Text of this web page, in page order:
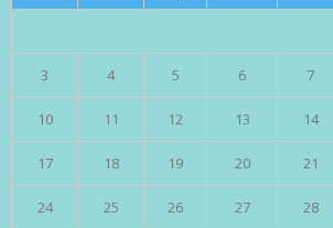
3 4 5 6 7
10 11 12 13 14
17 18 19 20 21
24 25 26 27 28